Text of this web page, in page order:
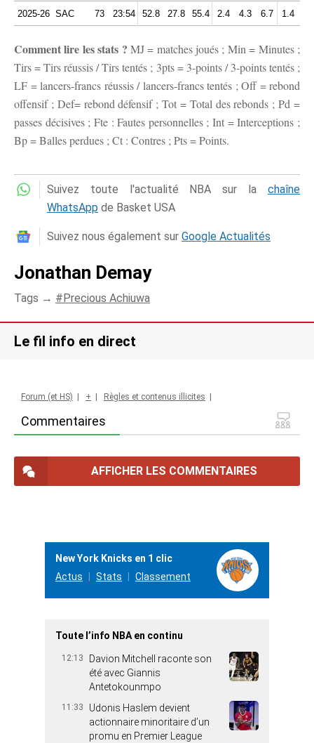
2025-26 SAC 73 23:54 52.8 27.8 55.4 2.4 4.3 6.7 1.4
Comment lire les stats ? MJ = matches joués ; Min = Minutes ;
Tirs = Tirs réussis / Tirs tentés ; 3pts = 3-points / 3-points tentés ;
LF = lancers-francs réussis / lancers-francs tentés ; Off = rebond
offensif ; Def= rebond défensif ; Tot = Total des rebonds ; Pd =
passes décisives ; Fte : Fautes personnelles ; Int = Interceptions ;
Bp = Balles perdues ; Ct : Contres ; Pts = Points.
Suivez toute l'actualité NBA sur la chaîne
WhatsApp de Basket USA
Suivez nous également sur Google Actualités
Jonathan Demay
Tags → Precious Achiuwa
Le fil info en direct
Commentaires
Forum (et HS) + Règles et contenus illicites
AFFICHER LES COMMENTAIRES
New York Knicks en 1 clic
Actus
Stats Classement
Toute l’info NBA en continu
12:13
Davion Mitchell raconte son
été avec Giannis
Antetokounmpo
11:33
Udonis Haslem devient
actionnaire minoritaire d’un
promu en Premier League